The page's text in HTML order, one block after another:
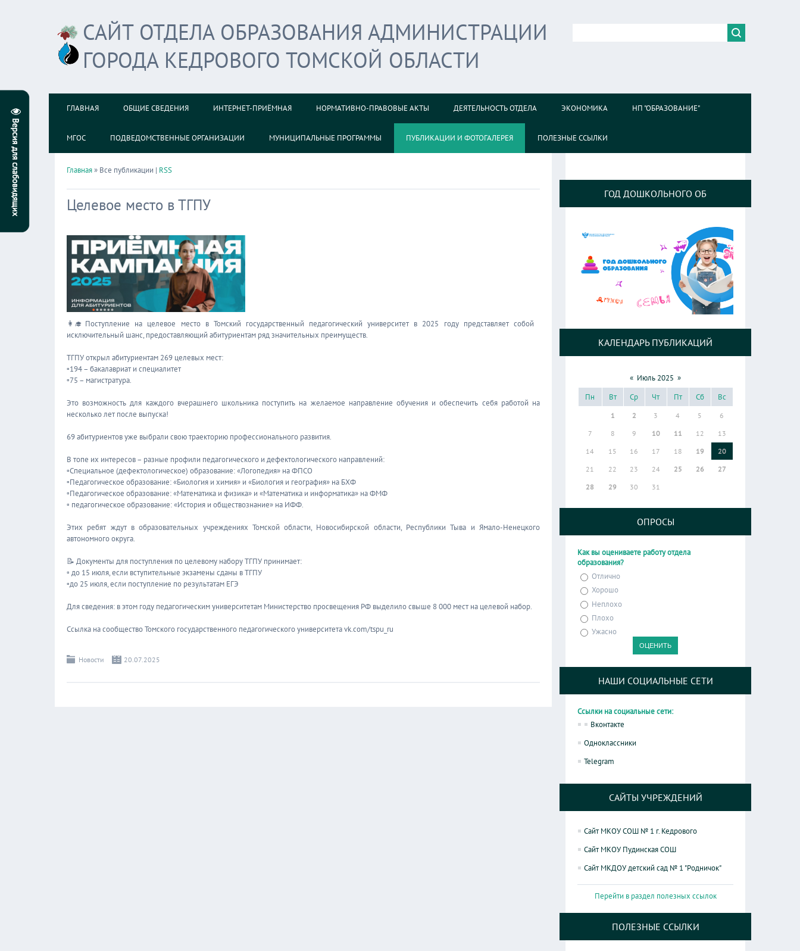
САЙТ ОТДЕЛА ОБРАЗОВАНИЯ АДМИНИСТРАЦИИ
ГОРОДА КЕДРОВОГО ТОМСКОЙ ОБЛАСТИ
ГЛАВНАЯ ОБЩИЕ СВЕДЕНИЯ ИНТЕРНЕТ-ПРИЁМНАЯ НОРМАТИВНО-ПРАВОВЫЕ АКТЫ ДЕЯТЕЛЬНОСТЬ ОТДЕЛА ЭКОНОМИКА НП "ОБРАЗОВАНИЕ"
МГОС ПОДВЕДОМСТВЕННЫЕ ОРГАНИЗАЦИИ МУНИЦИПАЛЬНЫЕ ПРОГРАММЫ ПУБЛИКАЦИИ И ФОТОГАЛЕРЕЯ ПОЛЕЗНЫЕ ССЫЛКИ
Главная» Все публикации | RSS
Целевое место в ТГПУ
👩‍🎓Поступление на целевое место в Томский государственный педагогический университет в 2025 году представляет собой
исключительный шанс, предоставляющий абитуриентам ряд значительных преимуществ.
ТГПУ открыл абитуриентам 269 целевых мест:
▫194 – бакалавриат и специалитет
▫75 – магистратура.
Это возможность для каждого вчерашнего школьника поступить на желаемое направление обучения и обеспечить себя работой на
несколько лет после выпуска!
69 абитуриентов уже выбрали свою траекторию профессионального развития.
В топе их интересов – разные профили педагогического и дефектологического направлений:
▫Специальное (дефектологическое) образование: «Логопедия» на ФПСО
▫Педагогическое образование: «Биология и химия» и «Биология и география» на БХФ
▫Педагогическое образование: «Математика и физика» и «Математика и информатика» на ФМФ
▫ педагогическое образование: «История и обществознание» на ИФФ.
Этих ребят ждут в образовательных учреждениях Томской области, Новосибирской области, Республики Тыва и Ямало-Ненецкого
автономного округа.
📝 Документы для поступления по целевому набору ТГПУ принимает:
▫ до 15 июля, если вступительные экзамены сданы в ТГПУ
▫до 25 июля, если поступление по результатам ЕГЭ
Для сведения: в этом году педагогическим университетам Министерство просвещения РФ выделило свыше 8 000 мест на целевой набор.
Ссылка на сообщество Томского государственного педагогического университета vk.com/tspu_ru
Новости 20.07.2025
ГОД ДОШКОЛЬНОГО ОБ
КАЛЕНДАРЬ ПУБЛИКАЦИЙ
« Июль 2025 »
Пн
Вт Ср Чт Пт Сб Вс
1 2 3 4 5
6
7
8 9 10 11 12
13
14
15 16 17 18 19
20
21
22 23 24 25 26
27
28
29 30 31
ОПРОСЫ
Как вы оцениваете работу отдела
образования?
Отлично
Хорошо
Неплохо
Плохо
Ужасно
НАШИ СОЦИАЛЬНЫЕ СЕТИ
Ссылки на социальные сети:
Вконтакте
Одноклассники
Telegram
САЙТЫ УЧРЕЖДЕНИЙ
Сайт МКОУ СОШ № 1 г. Кедрового
Сайт МКОУ Пудинская СОШ
Сайт МКДОУ детский сад № 1 "Родничок"
Перейти в раздел полезных ссылок
ПОЛЕЗНЫЕ ССЫЛКИ